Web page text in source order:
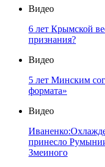
Видео
6 лет Крымской
признания?
Видео
5 лет Минским
формата»
Видео
принесло
Змеиного